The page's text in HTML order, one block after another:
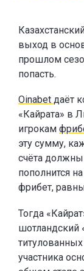
выход в
прошлом
попасть.
Oinabet даёт
«Кайрата» в
игрокам
эту сумму,
счёта должны
пополнится
фрибет,
Тогда
шотландский
участника